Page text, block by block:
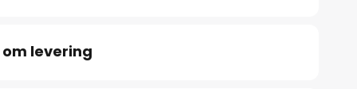
levering